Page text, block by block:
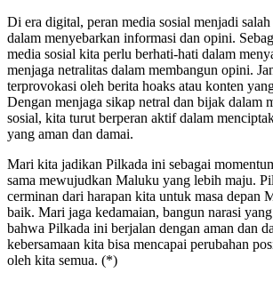
Di era digital, peran media sosial menjadi salah
dalam menyebarkan informasi dan opini.
media sosial kita perlu berhati-hati dalam
menjaga netralitas dalam membangun opini.
terprovokasi oleh berita hoaks atau konten
Dengan menjaga sikap netral dan bijak dalam
sosial, kita turut berperan aktif dalam
yang aman dan damai.
Mari kita jadikan Pilkada ini sebagai
sama mewujudkan Maluku yang lebih maju.
cerminan dari harapan kita untuk masa depan
baik. Mari jaga kedamaian, bangun narasi
bahwa Pilkada ini berjalan dengan aman dan
kebersamaan kita bisa mencapai perubahan
oleh kita semua. (*)